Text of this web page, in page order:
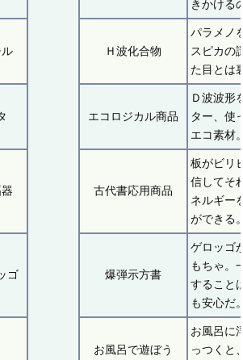
きかける
Ｈ波化合物
パラメノ
スピカの
た目とは
エコロジカル商品
Ｄ波波形
ター、使
エコ素材
古代書応用商品
板がビリ
信してそ
ネルギー
ができる
ゴ 爆弾示方書
ゲロッゴ
もちゃ。
すること
も安心だ
お風呂で遊ぼう
お風呂に
っつくと